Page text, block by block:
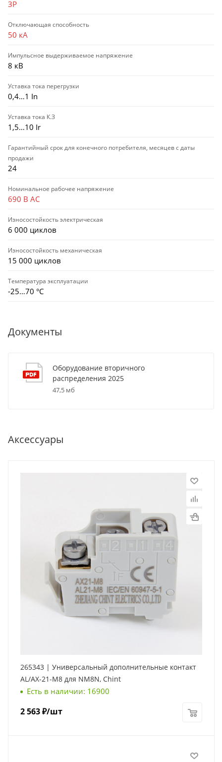
3P
Отключающая способность
50 кА
Импульсное выдерживаемое напряжение
8 кВ
Уставка тока перегрузки
0,4…1 In
Уставка тока К.З
1,5…10 Ir
Гарантийный срок для конечного потребителя, месяцев с даты
продажи
24
Номинальное рабочее напряжение
690 В AC
Износостойкость электрическая
6 000 циклов
Износостойкость механическая
15 000 циклов
Температура эксплуатации
-25…70 °C
Документы
Оборудование вторичного
распределения 2025
47,5 мб
Аксессуары
265343 | Универсальный дополнительные контакт
AL/AX-21-M8 для NM8N, Chint
Есть в наличии: 16900
2 563₽/шт